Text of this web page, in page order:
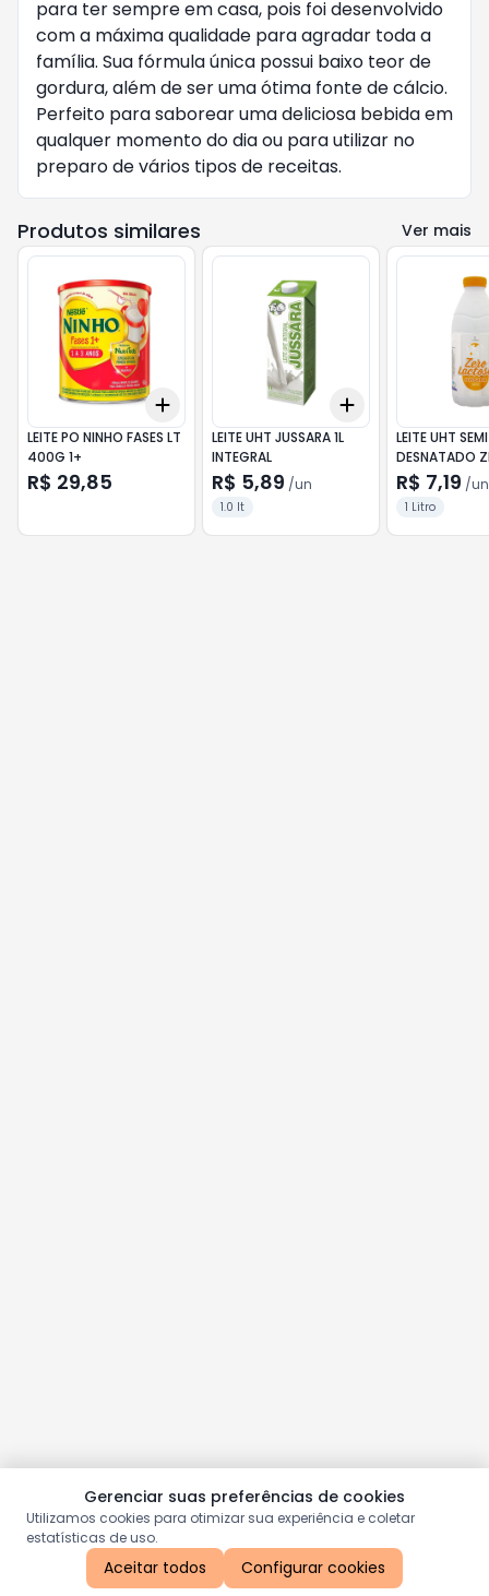
Gerenciar suas preferências de cookies
Utilizamos cookies para otimizar sua experiência e coletar
estatísticas de uso.
Aceitar todos Configurar cookies
para ter sempre em casa, pois foi desenvolvido
com a máxima qualidade para agradar toda a
família. Sua fórmula única possui baixo teor de
gordura, além de ser uma ótima fonte de cálcio.
Perfeito para saborear uma deliciosa bebida em
qualquer momento do dia ou para utilizar no
preparo de vários tipos de receitas.
Produtos similares Ver mais
10
Add
LEITE PO NINHO FASES LT
400G 1+
R$ 29,85
10
Add
LEITE UHT JUSSARA 1L
INTEGRAL
R$ 5,89 /un
1.0 lt
LEITE UHT SEMI
DESNATADO
LACTOSE
R$ 7,19 /un
1 Litro